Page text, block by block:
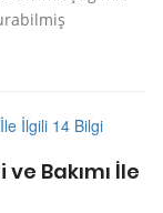
Bakımı İle